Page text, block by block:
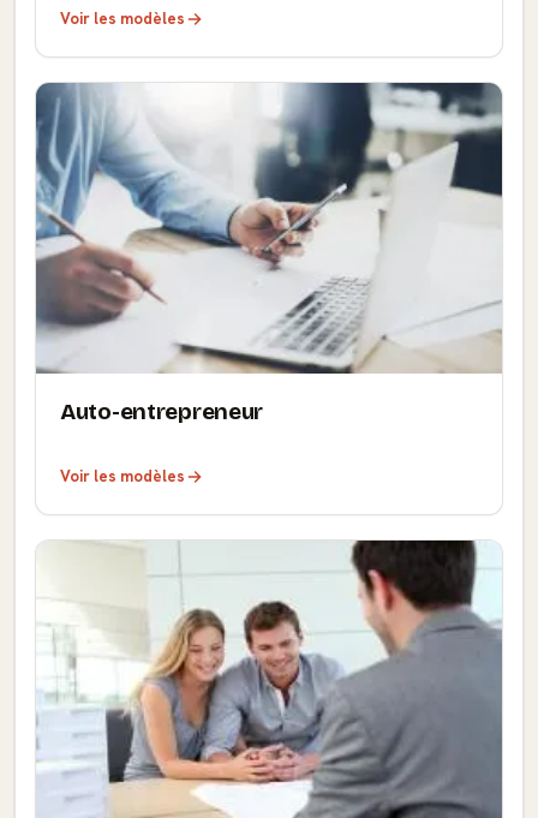
Voir les modèles
Auto-entrepreneur
Voir les modèles